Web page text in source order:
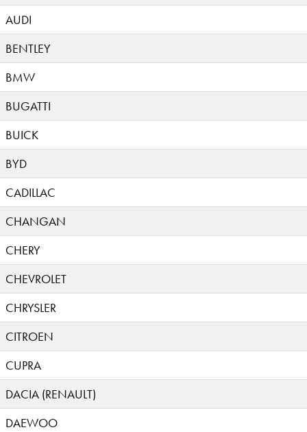
AUDI
BENTLEY
BMW
BUGATTI
BUICK
BYD
CADILLAC
CHANGAN
CHERY
CHEVROLET
CHRYSLER
CITROEN
CUPRA
DACIA (RENAULT)
DAEWOO